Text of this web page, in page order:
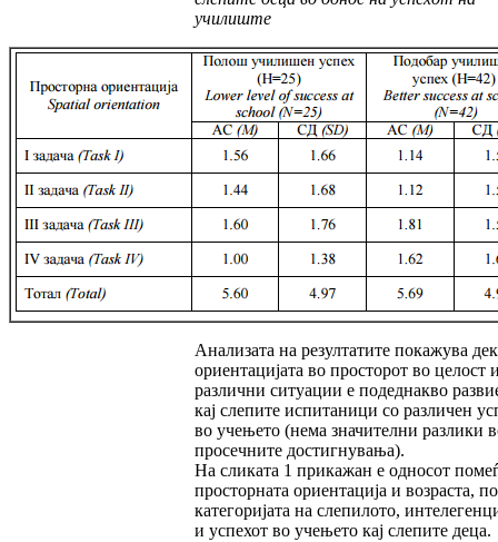
училиште
Анализата на резултатите покажува
ориен­тацијата во просторот во целост
различни ситуации е подеднакво
кај слепите ис­пи­таници со различен
во учењето (нема значителни разлики
просечните достигну­ва­ња).
На сликата 1 прикажан е односот
прос­­торната ориентација и возраста,
ка­те­горијата на слепилото,
и ус­пе­хот во учењето кај слепите деца.